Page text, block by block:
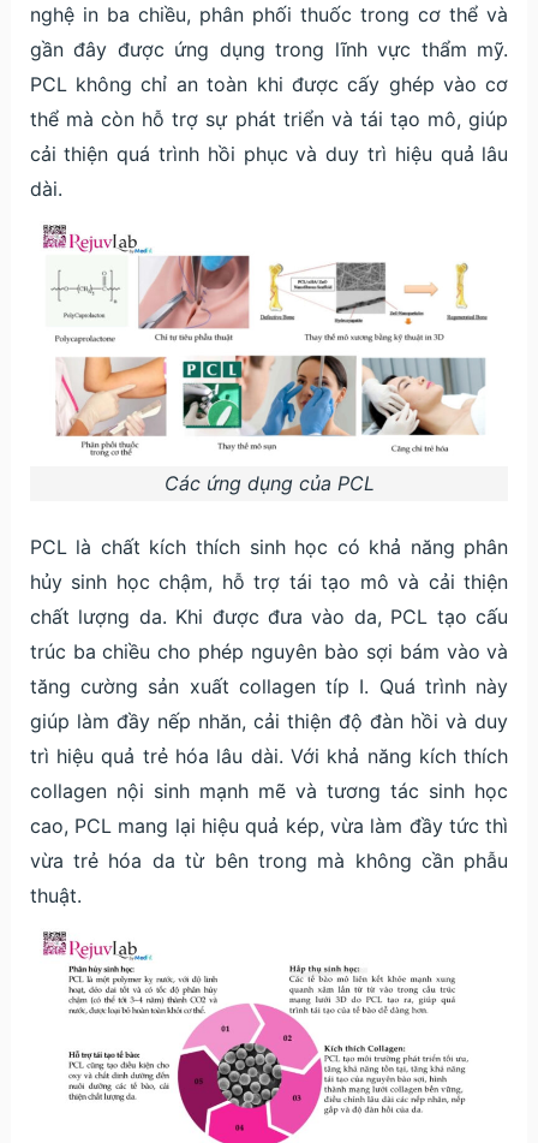
nghệ in ba chiều, phân phối thuốc trong cơ thể và
gần đây được ứng dụng trong lĩnh vực thẩm mỹ.
PCL không chỉ an toàn khi được cấy ghép vào cơ
thể mà còn hỗ trợ sự phát triển và tái tạo mô, giúp
cải thiện quá trình hồi phục và duy trì hiệu quả lâu
dài.
Các ứng dụng của PCL
PCL là chất kích thích sinh học có khả năng phân
hủy sinh học chậm, hỗ trợ tái tạo mô và cải thiện
chất lượng da. Khi được đưa vào da, PCL tạo cấu
trúc ba chiều cho phép nguyên bào sợi bám vào và
tăng cường sản xuất collagen típ I. Quá trình này
giúp làm đầy nếp nhăn, cải thiện độ đàn hồi và duy
trì hiệu quả trẻ hóa lâu dài. Với khả năng kích thích
collagen nội sinh mạnh mẽ và tương tác sinh học
cao, PCL mang lại hiệu quả kép, vừa làm đầy tức thì
vừa trẻ hóa da từ bên trong mà không cần phẫu
thuật.